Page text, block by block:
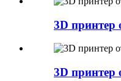
3D принтер
3D принтер